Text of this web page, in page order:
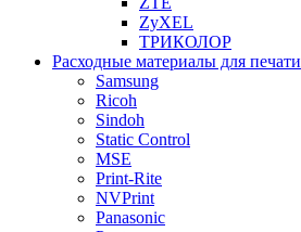
ZyXEL
ТРИКОЛОР
Расходные материалы для печати
Samsung
Ricoh
Sindoh
Static Control
MSE
Print-Rite
NVPrint
Panasonic